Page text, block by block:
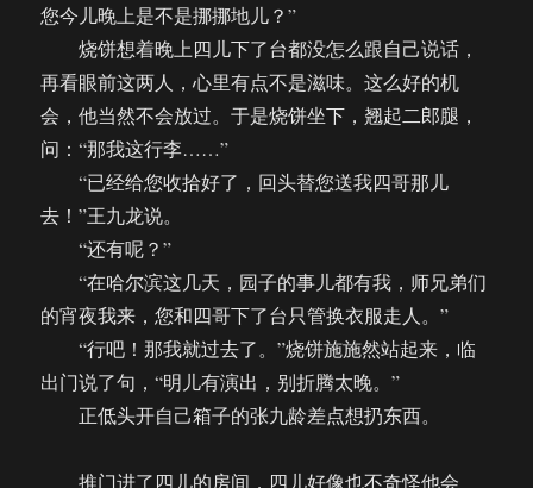
您今儿晚上是不是挪挪地儿？”
烧饼想着晚上四儿下了台都没怎么跟自己说话，
再看眼前这两人，心里有点不是滋味。这么好的机
会，他当然不会放过。于是烧饼坐下，翘起二郎腿，
问：“那我这行李……”
“已经给您收拾好了，回头替您送我四哥那儿
去！”王九龙说。
“还有呢？”
“在哈尔滨这几天，园子的事儿都有我，师兄弟们
的宵夜我来，您和四哥下了台只管换衣服走人。”
“行吧！那我就过去了。”烧饼施施然站起来，临
出门说了句，“明儿有演出，别折腾太晚。”
正低头开自己箱子的张九龄差点想扔东西。
推门进了四儿的房间，四儿好像也不奇怪他会